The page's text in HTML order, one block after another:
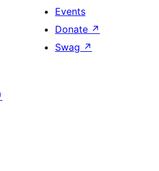
Events
Donate ↗
Swag ↗